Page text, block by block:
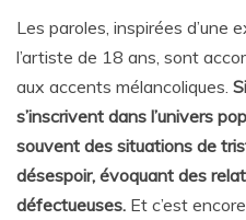
Les paroles, inspirées d’une
l’artiste de 18 ans, sont
aux accents mélancoliques.
s’inscrivent dans l’univers
souvent des situations de
désespoir, évoquant des
défectueuses. Et c’est